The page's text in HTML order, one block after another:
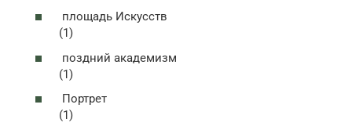
площадь Искусств
(1)
поздний академизм
(1)
Портрет
(1)